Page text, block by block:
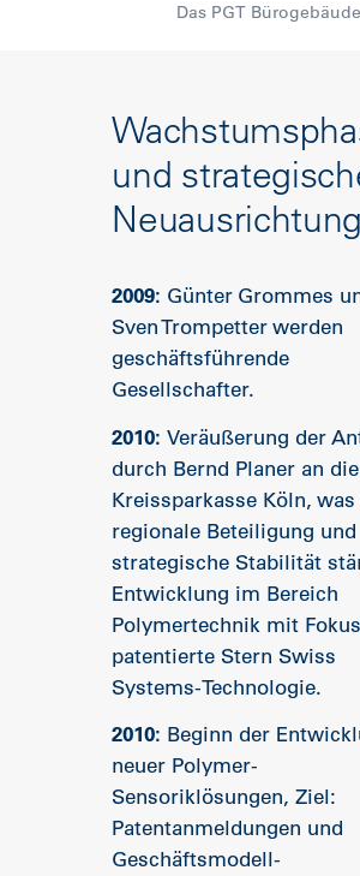
Das PGT Bürogebäude
und
Neuausrichtung
2009: Günter Grommes
Sven Trompetter werden
geschäftsführende
Gesellschafter.
2010: Veräußerung der
durch Bernd Planer an
Kreissparkasse Köln,
regionale Beteiligung und
strategische Stabilität
Entwicklung im Bereich
Polymertechnik mit
patentierte Stern Swiss
Systems-Technologie.
2010: Beginn der
neuer Polymer-
Sensoriklösungen, Ziel:
Patentanmeldungen und
Geschäftsmodell-